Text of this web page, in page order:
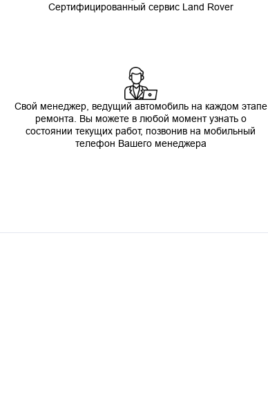
Сертифицированный сервис Land Rover
Свой менеджер, ведущий автомобиль на каждом этапе
ремонта. Вы можете в любой момент узнать о
состоянии текущих работ, позвонив на мобильный
телефон Вашего менеджера